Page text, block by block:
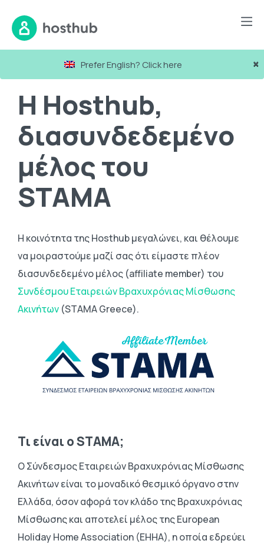
×
Prefer English? Click here
Η Hosthub, διασυνδεδεμένο μέλος του STAMA
Η Hosthub,
διασυνδεδεμένο
μέλος του
STAMA
Η κοινότητα της Hosthub μεγαλώνει, και θέλουμε
να μοιραστούμε μαζί σας ότι είμαστε πλέον
διασυνδεδεμένο μέλος (affiliate member) του
Συνδέσμου Εταιρειών Βραχυχρόνιας Μίσθωσης
Ακινήτων (STAMA Greece).
Τι είναι ο STAMA;
Ο Σύνδεσμος Εταιρειών Βραχυχρόνιας Μίσθωσης
Ακινήτων είναι το μοναδικό θεσμικό όργανο στην
Ελλάδα, όσον αφορά τον κλάδο της Βραχυχρόνιας
Μίσθωσης και αποτελεί μέλος της European
Holiday Home Association (EHHA), η οποία εδρεύει